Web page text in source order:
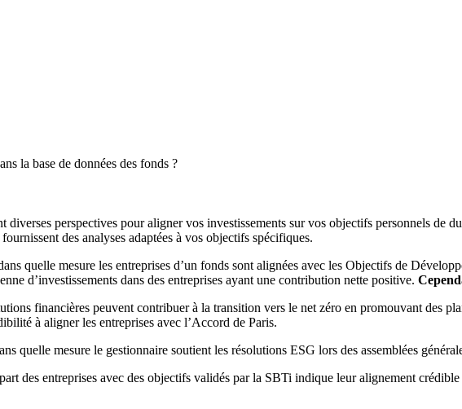
la base de données des fonds ?
perspectives pour aligner vos investissements sur vos objectifs personnels de
des analyses adaptées à vos objectifs spécifiques.
quelle mesure les entreprises d’un fonds sont alignées avec les Objectifs de
d’investissements dans des entreprises ayant une contribution nette positive.
financières peuvent contribuer à la transition vers le net zéro en promouvant des
à aligner les entreprises avec l’Accord de Paris.
quelle mesure le gestionnaire soutient les résolutions ESG lors des assemblées
des entreprises avec des objectifs validés par la SBTi indique leur alignement